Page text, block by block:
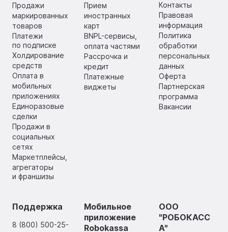
Продажи
маркированных
товаров
Платежи
по подписке
Холдирование
средств
Оплата в
мобильных
приложениях
Единоразовые
сделки
Продажи в
социальных
сетях
Маркетплейсы,
агрегаторы
и франшизы
Прием
иностранных
карт
BNPL-сервисы,
оплата частями
Рассрочка и
кредит
Платежные
виджеты
Контакты
Правовая
информация
Политика
обработки
персональных
данных
Оферта
Партнерская
программа
Вакансии
Поддержка
8 (800) 500-25-
Мобильное
приложение
Robokassa
ООО
"РОБОКАСС
А"